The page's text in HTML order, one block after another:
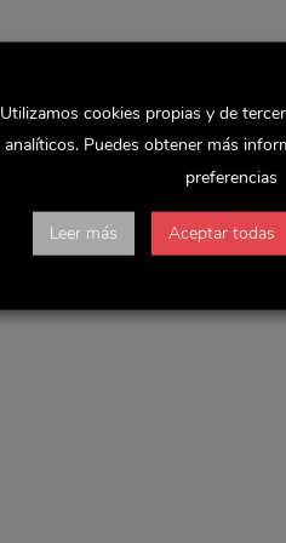
Utilizamos cookies propias y de
analíticos. Puedes obtener más
preferencias
Leer más Aceptar todas